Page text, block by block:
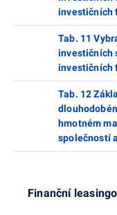
investičních
Tab. 11
investičních
investičních
Tab. 12
hmotném
společností
Finanční